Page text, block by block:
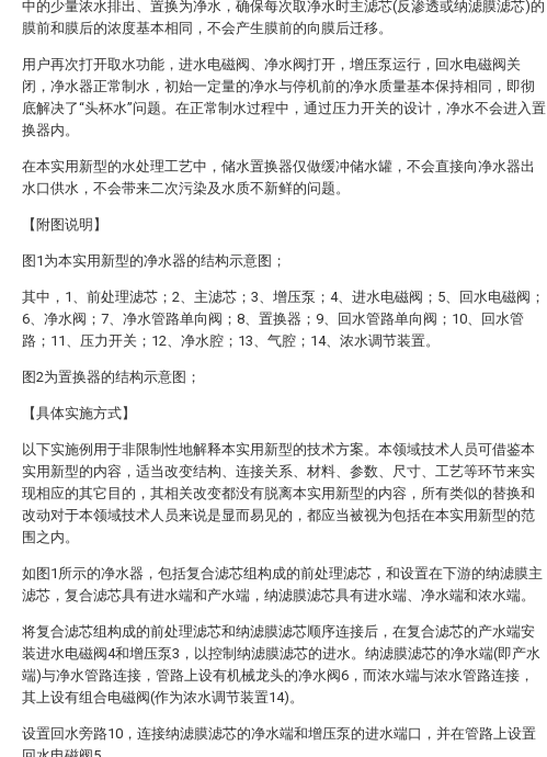
中的少量浓水排出、置换为净水，确保每次取净水时主滤芯(反渗透或纳滤膜滤芯)的
膜前和膜后的浓度基本相同，不会产生膜前的向膜后迁移。
用户再次打开取水功能，进水电磁阀、净水阀打开，增压泵运行，回水电磁阀关
闭，净水器正常制水，初始一定量的净水与停机前的净水质量基本保持相同，即彻
底解决了“头杯水”问题。在正常制水过程中，通过压力开关的设计，净水不会进入置
换器内。
在本实用新型的水处理工艺中，储水置换器仅做缓冲储水罐，不会直接向净水器出
水口供水，不会带来二次污染及水质不新鲜的问题。
【附图说明】
图1为本实用新型的净水器的结构示意图；
其中，1、前处理滤芯；2、主滤芯；3、增压泵；4、进水电磁阀；5、回水电磁阀；
6、净水阀；7、净水管路单向阀；8、置换器；9、回水管路单向阀；10、回水管
路；11、压力开关；12、净水腔；13、气腔；14、浓水调节装置。
图2为置换器的结构示意图；
【具体实施方式】
以下实施例用于非限制性地解释本实用新型的技术方案。本领域技术人员可借鉴本
实用新型的内容，适当改变结构、连接关系、材料、参数、尺寸、工艺等环节来实
现相应的其它目的，其相关改变都没有脱离本实用新型的内容，所有类似的替换和
改动对于本领域技术人员来说是显而易见的，都应当被视为包括在本实用新型的范
围之内。
如图1所示的净水器，包括复合滤芯组构成的前处理滤芯，和设置在下游的纳滤膜主
滤芯，复合滤芯具有进水端和产水端，纳滤膜滤芯具有进水端、净水端和浓水端。
将复合滤芯组构成的前处理滤芯和纳滤膜滤芯顺序连接后，在复合滤芯的产水端安
装进水电磁阀4和增压泵3，以控制纳滤膜滤芯的进水。纳滤膜滤芯的净水端(即产水
端)与净水管路连接，管路上设有机械龙头的净水阀6，而浓水端与浓水管路连接，
其上设有组合电磁阀(作为浓水调节装置14)。
设置回水旁路10，连接纳滤膜滤芯的净水端和增压泵的进水端口，并在管路上设置